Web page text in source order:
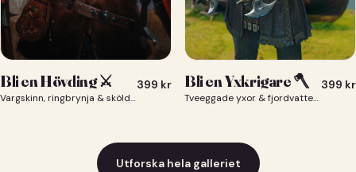
Bli en Hövding ⚔️
Vargskinn, ringbrynja & sköld — du som nordisk krigsherre ⚔️
399 kr Bli en Yxkrigare 🪓
Tveeggade yxor & fjordvatten bakom dig 🪓
399 kr
Utforska hela galleriet